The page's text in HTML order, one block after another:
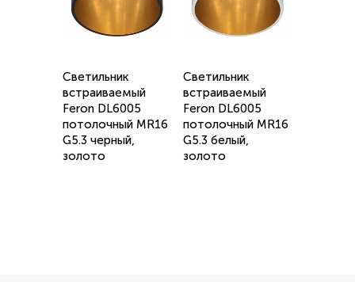
Светильник
встраиваемый
Feron DL6005
потолочный MR16
G5.3 черный,
золото
Светильник
встраиваемый
Feron DL6005
потолочный MR16
G5.3 белый,
золото